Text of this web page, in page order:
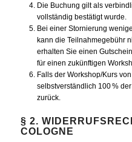
Die Buchung gilt als
vollständig bestätigt wurde.
Bei einer Stornierung
kann die Teilnahmegebühr
erhalten Sie einen
für einen zukünftigen
Falls der Workshop/Kurs
selbstverständlich 100 %
zurück.
§ 2.
COLOGNE